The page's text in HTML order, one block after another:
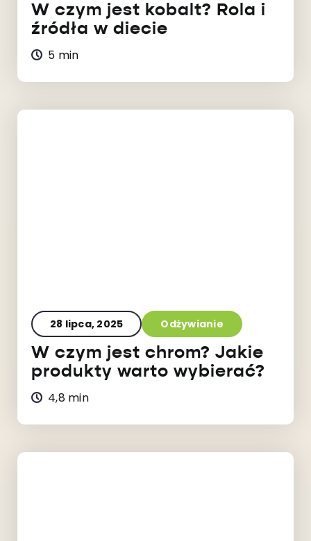
W czym jest kobalt? Rola i
źródła w diecie
5 min
28 lipca, 2025 Odżywianie
W czym jest chrom? Jakie
produkty warto wybierać?
4,8 min